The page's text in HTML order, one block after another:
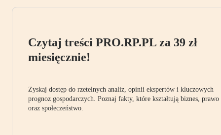
Czytaj treści PRO.RP.PL za 39 zł
miesięcznie!
Zyskaj dostęp do rzetelnych analiz, opinii ekspertów i kluczowych
prognoz gospodarczych. Poznaj fakty, które kształtują biznes, prawo
oraz społeczeństwo.